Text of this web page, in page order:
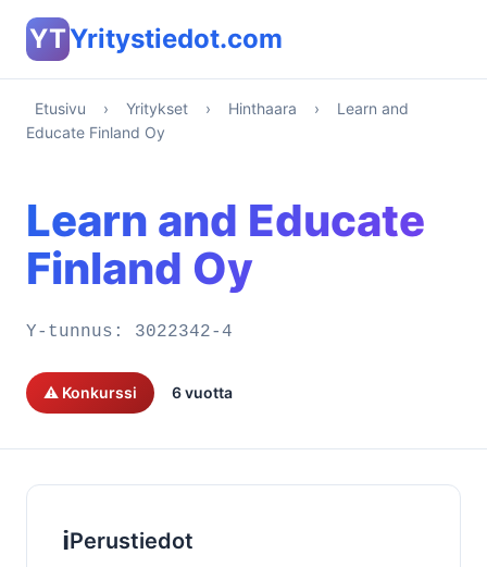
YTYritystiedot.com
Etusivu › Yritykset › Hinthaara ›
Learn and
Educate Finland Oy
Learn and Educate
Finland Oy
Y-tunnus: 3022342-4
⚠️ Konkurssi 6 vuotta
ℹ️Perustiedot